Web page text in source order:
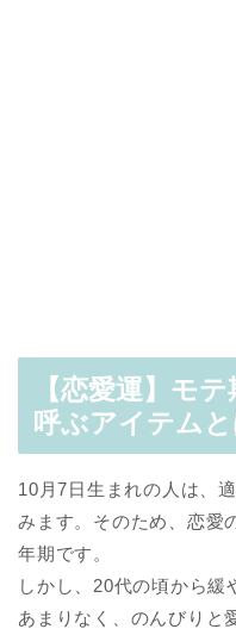
【恋愛運】モ
呼ぶアイテムと
10月7日生まれの人は、
みます。そのため、恋愛
年期です。
しかし、20代の頃から
あまりなく、のんびりと